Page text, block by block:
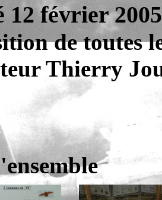
12 février
de toutes
Thierry